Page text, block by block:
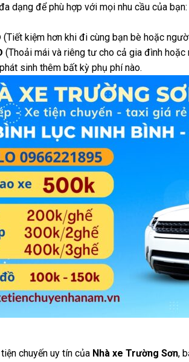
dạng để phù hợp với mọi nhu cầu của bạn:
(Tiết kiệm hơn khi đi cùng bạn bè hoặc
(Thoải mái và riêng tư cho cả gia đình hoặc
sinh thêm bất kỳ phụ phí nào.
chuyến uy tín của Nhà xe Trường Sơn,